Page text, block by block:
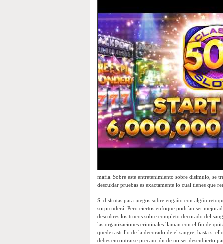
mafia. Sobre este entretenimiento sobre disimulo, se
descuidar pruebas es exactamente lo cual tienes que
Si disfrutas para juegos sobre engaño con algún
sorprenderá. Pero ciertos enfoque podrían ser
descubres los trucos sobre completo decorado del
las organizaciones criminales llaman con el fin de
quede rastrillo de la decorado de el sangre, hasta si
debes encontrarse precaución de no ser descubierto